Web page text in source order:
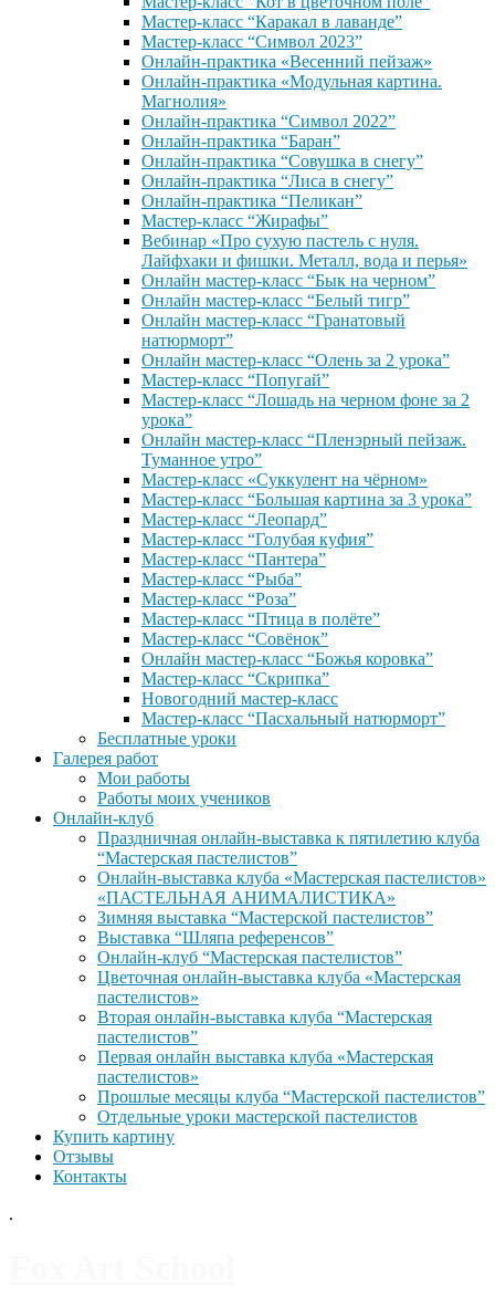
Мастер-класс “Каракал в лаванде”
Мастер-класс “Символ 2023”
Онлайн-практика «Весенний пейзаж»
Онлайн-практика «Модульная картина.
Магнолия»
Онлайн-практика “Символ 2022”
Онлайн-практика “Баран”
Онлайн-практика “Совушка в снегу”
Онлайн-практика “Лиса в снегу”
Онлайн-практика “Пеликан”
Мастер-класс “Жирафы”
Вебинар «Про сухую пастель с нуля.
Лайфхаки и фишки. Металл, вода и перья»
Онлайн мастер-класс “Бык на черном”
Онлайн мастер-класс “Белый тигр”
Онлайн мастер-класс “Гранатовый
натюрморт”
Онлайн мастер-класс “Олень за 2 урока”
Мастер-класс “Попугай”
Мастер-класс “Лошадь на черном фоне за 2
урока”
Онлайн мастер-класс “Пленэрный пейзаж.
Туманное утро”
Мастер-класс «Суккулент на чёрном»
Мастер-класс “Большая картина за 3 урока”
Мастер-класс “Леопард”
Мастер-класс “Голубая куфия”
Мастер-класс “Пантера”
Мастер-класс “Рыба”
Мастер-класс “Роза”
Мастер-класс “Птица в полёте”
Мастер-класс “Совёнок”
Онлайн мастер-класс “Божья коровка”
Мастер-класс “Скрипка”
Новогодний мастер-класс
Мастер-класс “Пасхальный натюрморт”
Бесплатные уроки
Галерея работ
Мои работы
Работы моих учеников
Онлайн-клуб
Праздничная онлайн-выставка к пятилетию клуба
“Мастерская пастелистов”
Онлайн-выставка клуба «Мастерская пастелистов»
«ПАСТЕЛЬНАЯ АНИМАЛИСТИКА»
Зимняя выставка “Мастерской пастелистов”
Выставка “Шляпа референсов”
Онлайн-клуб “Мастерская пастелистов”
Цветочная онлайн-выставка клуба «Мастерская
пастелистов»
Вторая онлайн-выставка клуба “Мастерская
пастелистов”
Первая онлайн выставка клуба «Мастерская
пастелистов»
Прошлые месяцы клуба “Мастерской пастелистов”
Отдельные уроки мастерской пастелистов
Купить картину
Отзывы
Контакты
.